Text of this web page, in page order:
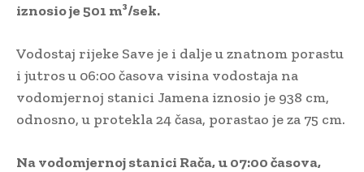
iznosio je 501 m³/sek.
Vodostaj rijeke Save je i dalje u znatnom porastu
i jutros u 06:00 časova visina vodostaja na
vodomjernoj stanici Jamena iznosio je 938 cm,
odnosno, u protekla 24 časa, porastao je za 75 cm.
Na vodomjernoj stanici Rača, u 07:00 časova,